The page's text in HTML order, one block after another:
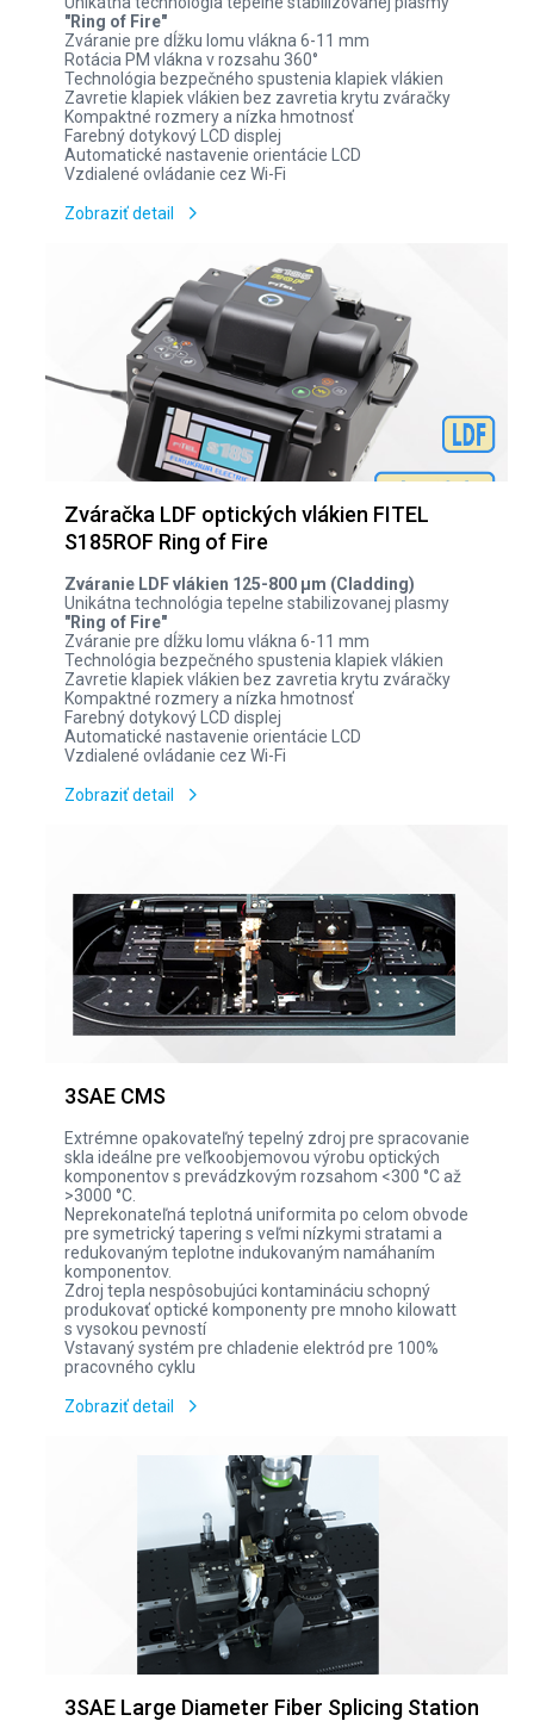
"Ring of Fire"
Zváranie pre dĺžku lomu vlákna 6-11 mm
Rotácia PM vlákna v rozsahu 360°
Technológia bezpečného spustenia klapiek vlákien
Zavretie klapiek vlákien bez zavretia krytu zváračky
Kompaktné rozmery a nízka hmotnosť
Farebný dotykový LCD displej
Automatické nastavenie orientácie LCD
Vzdialené ovládanie cez Wi-Fi
Zobraziť detail
Zváračka LDF optických vlákien FITEL
S185ROF Ring of Fire
Zváranie LDF vlákien 125-800 µm (Cladding)
Unikátna technológia tepelne stabilizovanej plasmy
"Ring of Fire"
Zváranie pre dĺžku lomu vlákna 6-11 mm
Technológia bezpečného spustenia klapiek vlákien
Zavretie klapiek vlákien bez zavretia krytu zváračky
Kompaktné rozmery a nízka hmotnosť
Farebný dotykový LCD displej
Automatické nastavenie orientácie LCD
Vzdialené ovládanie cez Wi-Fi
Zobraziť detail
3SAE CMS
Extrémne opakovateľný tepelný zdroj pre spracovanie
skla ideálne pre veľkoobjemovou výrobu optických
komponentov s prevádzkovým rozsahom <300 °C až
>3000 °C.
Neprekonateľná teplotná uniformita po celom obvode
pre symetrický tapering s veľmi nízkymi stratami a
redukovaným teplotne indukovaným namáhaním
komponentov.
Zdroj tepla nespôsobujúci kontamináciu schopný
produkovať optické komponenty pre mnoho kilowatt
s vysokou pevností
Vstavaný systém pre chladenie elektród pre 100%
pracovného cyklu
Zobraziť detail
3SAE Large Diameter Fiber Splicing Station